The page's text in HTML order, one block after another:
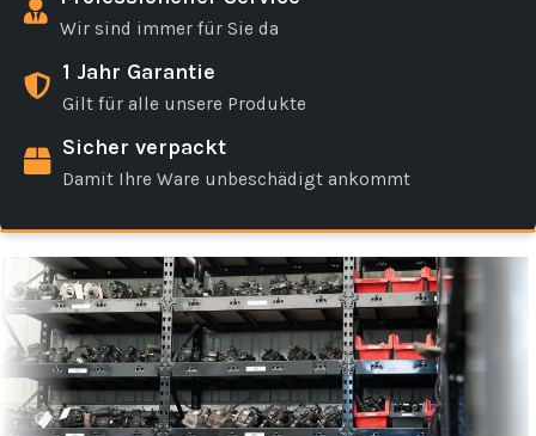
Wir sind immer für Sie da
1 Jahr Garantie
Gilt für alle unsere Produkte
Sicher verpackt
Damit Ihre Ware unbeschädigt ankommt